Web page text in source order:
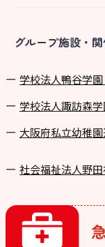
グループ施設・
学校法⼈鴨⾕学
学校法⼈諏訪森
⼤阪府私⽴幼稚
社会福祉法人野